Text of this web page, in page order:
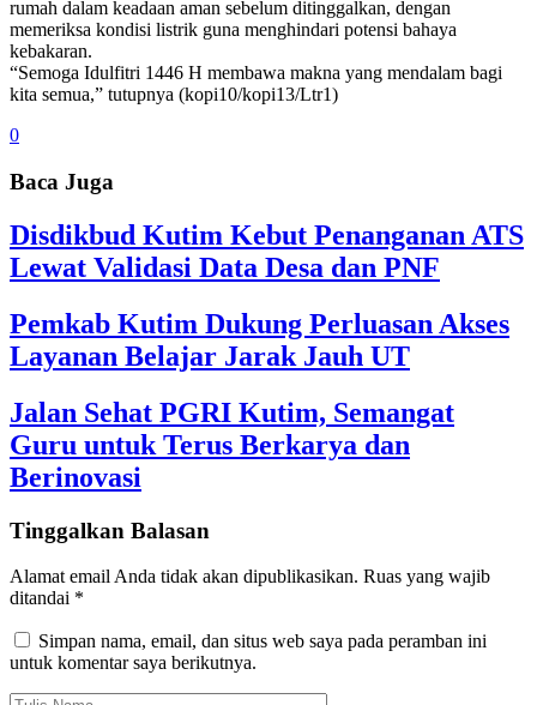
rumah dalam keadaan aman sebelum ditinggalkan, dengan
memeriksa kondisi listrik guna menghindari potensi bahaya
kebakaran.
“Semoga Idulfitri 1446 H membawa makna yang mendalam bagi
kita semua,” tutupnya (kopi10/kopi13/Ltr1)
0
Baca Juga
Disdikbud Kutim Kebut Penanganan ATS
Lewat Validasi Data Desa dan PNF
Pemkab Kutim Dukung Perluasan Akses
Layanan Belajar Jarak Jauh UT
Jalan Sehat PGRI Kutim, Semangat
Guru untuk Terus Berkarya dan
Berinovasi
Tinggalkan Balasan
Alamat email Anda tidak akan dipublikasikan. Ruas yang wajib
ditandai *
Simpan nama, email, dan situs web saya pada peramban ini
untuk komentar saya berikutnya.